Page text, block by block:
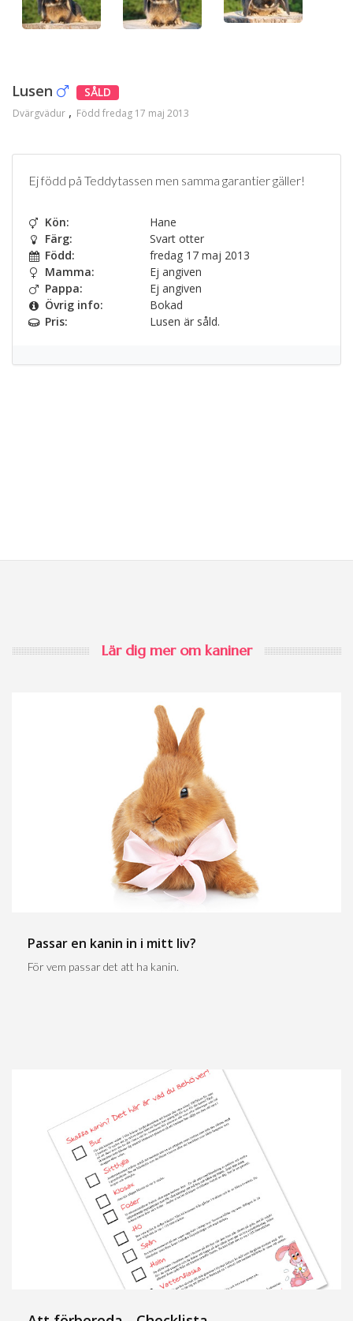
Lusen SÅLD
Dvärgvädur Född fredag 17 maj 2013
Ej född på Teddytassen men samma garantier gäller!
Kön:
Hane
Färg:
Svart otter
Född:
fredag 17 maj 2013
Mamma:
Ej angiven
Pappa:
Ej angiven
Övrig info:
Bokad
Pris:
Lusen är såld.
Lär dig mer om kaniner
Passar en kanin in i mitt liv?
För vem passar det att ha kanin.